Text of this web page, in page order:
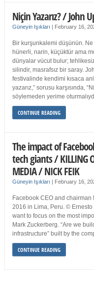
Niçin Yazarız? / John
Güneyin Işıkları | February 16,
Bir kurşunkalemi düşünün.
hünerli, narin, küçüktür ama
dünyalar vücut bulur;
silindir, masrafsız bir saray.
festivalinde kendimi kısaca
yazarız,” sorusu karşısında,
söylemeden yerime
CONTINUE READING
The impact of
tech giants / KILLING
MEDIA / NICK FEIK
Güneyin Işıkları | February 16,
Facebook CEO and chairman
2016 in Lima, Peru. © Ernesto
want to focus on the most
Mark Zuckerberg. “Are we
infrastructure” built by the
CONTINUE READING